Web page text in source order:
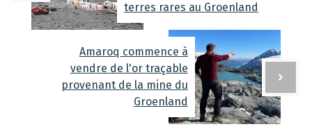
terres rares au Groenland
Amaroq commence à
vendre de l'or traçable
provenant de la mine du
Groenland